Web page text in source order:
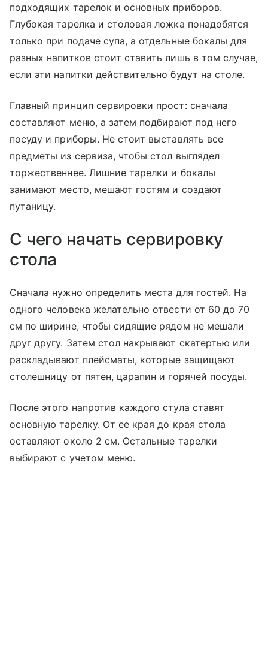
подходящих тарелок и основных приборов.
Глубокая тарелка и столовая ложка понадобятся
только при подаче супа, а отдельные бокалы для
разных напитков стоит ставить лишь в том случае,
если эти напитки действительно будут на столе.
Главный принцип сервировки прост: сначала
составляют меню, а затем подбирают под него
посуду и приборы. Не стоит выставлять все
предметы из сервиза, чтобы стол выглядел
торжественнее. Лишние тарелки и бокалы
занимают место, мешают гостям и создают
путаницу.
С чего начать сервировку
стола
Сначала нужно определить места для гостей. На
одного человека желательно отвести от 60 до 70
см по ширине, чтобы сидящие рядом не мешали
друг другу. Затем стол накрывают скатертью или
раскладывают плейсматы, которые защищают
столешницу от пятен, царапин и горячей посуды.
После этого напротив каждого стула ставят
основную тарелку. От ее края до края стола
оставляют около 2 см. Остальные тарелки
выбирают с учетом меню.